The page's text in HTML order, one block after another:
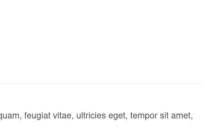
feugiat vitae, ultricies eget, tempor sit amet,